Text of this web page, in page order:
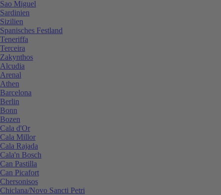
Sao Miguel
Sardinien
Sizilien
Spanisches Festland
Teneriffa
Terceira
Zakynthos
Alcudia
Arenal
Athen
Barcelona
Berlin
Bonn
Bozen
Cala d'Or
Cala Millor
Cala Rajada
Cala'n Bosch
Can Pastilla
Can Picafort
Chersonisos
Chiclana/Novo Sancti Petri